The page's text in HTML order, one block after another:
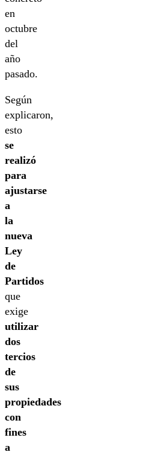
en
octubre
del
año
pasado.
Según
explicaron,
esto
se
realizó
para
ajustarse
a
la
nueva
Ley
de
Partidos
que
exige
utilizar
dos
tercios
de
sus
propiedades
con
fines
a